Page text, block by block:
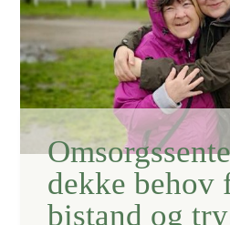
dekke behov
bistand og